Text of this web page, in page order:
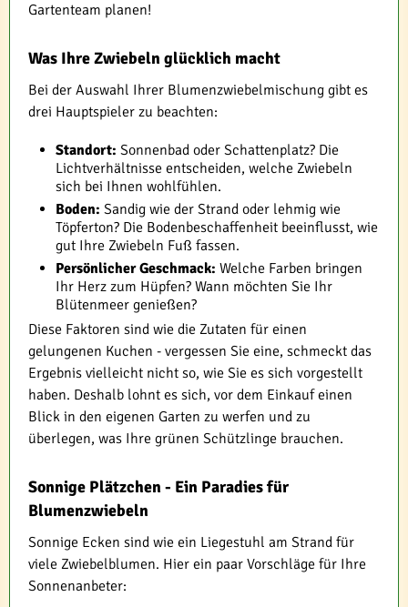
Gartenteam planen!
Was Ihre Zwiebeln glücklich macht
Bei der Auswahl Ihrer Blumenzwiebelmischung gibt es
drei Hauptspieler zu beachten:
Standort: Sonnenbad oder Schattenplatz? Die
Lichtverhältnisse entscheiden, welche Zwiebeln
sich bei Ihnen wohlfühlen.
Boden: Sandig wie der Strand oder lehmig wie
Töpferton? Die Bodenbeschaffenheit beeinflusst, wie
gut Ihre Zwiebeln Fuß fassen.
Persönlicher Geschmack: Welche Farben bringen
Ihr Herz zum Hüpfen? Wann möchten Sie Ihr
Blütenmeer genießen?
Diese Faktoren sind wie die Zutaten für einen
gelungenen Kuchen - vergessen Sie eine, schmeckt das
Ergebnis vielleicht nicht so, wie Sie es sich vorgestellt
haben. Deshalb lohnt es sich, vor dem Einkauf einen
Blick in den eigenen Garten zu werfen und zu
überlegen, was Ihre grünen Schützlinge brauchen.
Sonnige Plätzchen - Ein Paradies für
Blumenzwiebeln
Sonnige Ecken sind wie ein Liegestuhl am Strand für
viele Zwiebelblumen. Hier ein paar Vorschläge für Ihre
Sonnenanbeter: